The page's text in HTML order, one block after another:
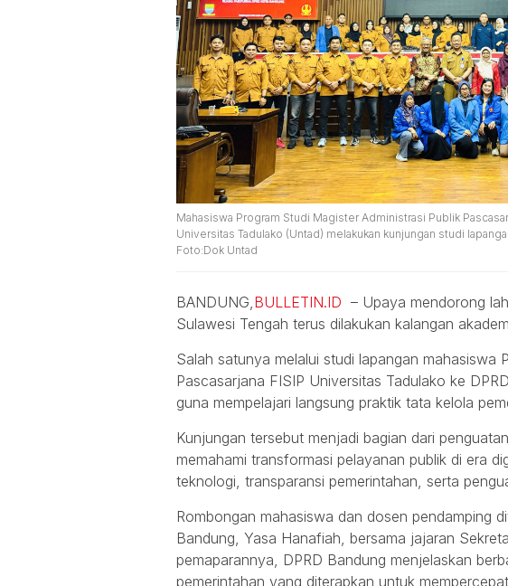
Mahasiswa Program Studi Magister Administrasi Publik
Universitas Tadulako (Untad) melakukan kunjungan studi
Foto:Dok Untad
BANDUNG,BULLETIN.ID – Upaya mendorong
Sulawesi Tengah terus dilakukan kalangan
Salah satunya melalui studi lapangan mahasiswa
Pascasarjana FISIP Universitas Tadulako ke
guna mempelajari langsung praktik tata kelola
Kunjungan tersebut menjadi bagian dari
memahami transformasi pelayanan publik di era
teknologi, transparansi pemerintahan, serta
Rombongan mahasiswa dan dosen pendamping
Bandung, Yasa Hanafiah, bersama jajaran
pemaparannya, DPRD Bandung menjelaskan
pemerintahan yang diterapkan untuk